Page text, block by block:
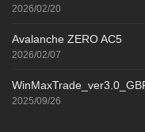
2026/02/20
Avalanche ZERO AC5
2026/02/07
2025/09/26